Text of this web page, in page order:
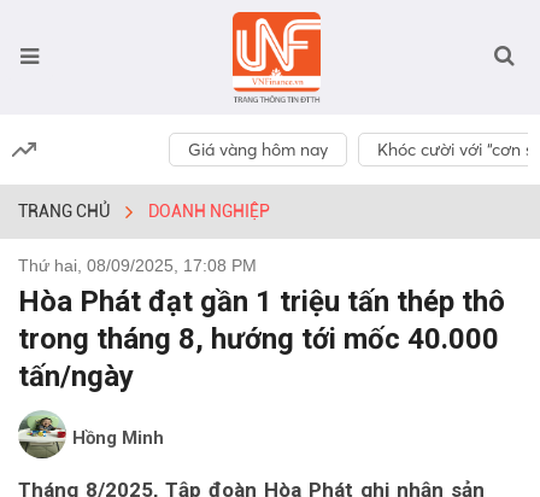
Giá vàng hôm nay Khóc cười với “cơn
TRANG CHỦ DOANH NGHIỆP
Thứ hai, 08/09/2025, 17:08 PM
Hòa Phát đạt gần 1 triệu tấn thép thô
trong tháng 8, hướng tới mốc 40.000
tấn/ngày
Hồng Minh
Tháng 8/2025, Tập đoàn Hòa Phát ghi nhận sản